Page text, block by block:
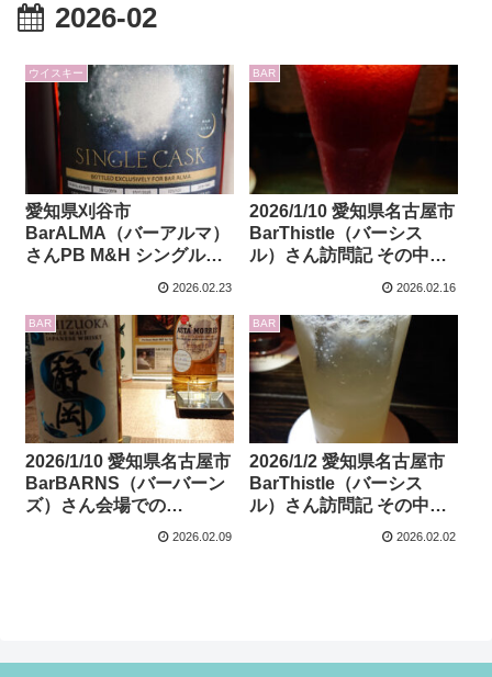
2026-02
ウイスキー
愛知県刈谷市
BarALMA（バーアルマ）
さんPB M&H シングルカ
2025 69.3%のレビューで
す
2026.02.23
BAR
2026/1/10 愛知県名古屋市
BarThistle（バーシス
ル）さん訪問記 その中で
さんPBのクライヌリッシ
ュのレビューもあり
2026.02.16
BAR
2026/1/10 愛知県名古屋市
BarBARNS（バーバーン
ズ）さん会場での
GAIAFLOW（ガイアフロ
2026.02.09
BAR
2026/1/2 愛知県名古屋市
BarThistle（バーシス
ル）さん訪問記 その中で
シングルキャスクのロン
2026.02.02